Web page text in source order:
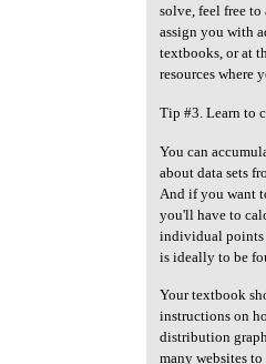
solve, feel free to
assign you with
textbooks, or at
resources where
Tip #3. Learn to
You can
about data sets
And if you want
you'll have to
individual points
is ideally to be
Your textbook
instructions on
distribution
many websites